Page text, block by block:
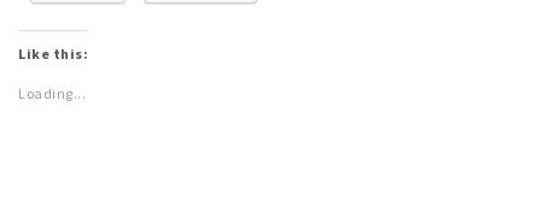
Like this:
Loading...